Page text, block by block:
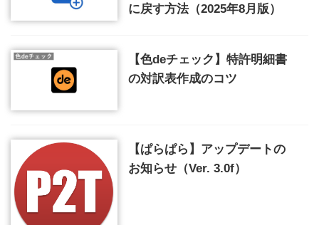
に戻す方法（2025年8月版）
【色deチェック】特許明細書
の対訳表作成のコツ
【ぱらぱら】アップデートの
お知らせ（Ver. 3.0f）